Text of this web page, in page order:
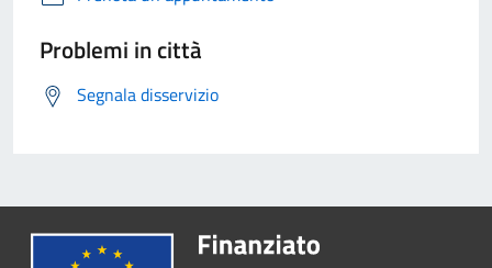
Problemi in città
Segnala disservizio